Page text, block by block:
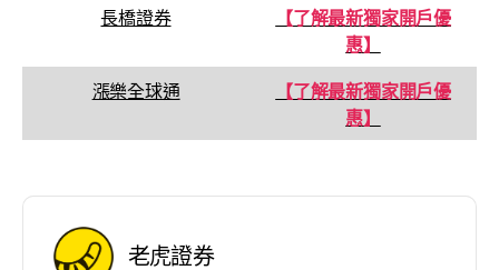
長橋證券
【了解最新獨家開戶優
惠】
漲樂全球通
【了解最新獨家開戶優
惠】
老虎證券